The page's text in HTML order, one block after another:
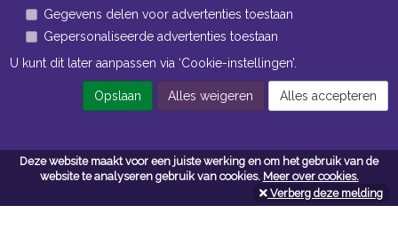
Deze website maakt voor een juiste werking en om het gebruik van de
website te analyseren gebruik van cookies. Meer over cookies.
Verberg deze melding
Openingstijden Magazijn
Navigatie
Algemene voorwaarden
Privacy
Gegevens delen voor advertenties toestaan
Gepersonaliseerde advertenties toestaan
U kunt dit later aanpassen via ‘Cookie-instellingen’.
Opslaan Alles weigeren Alles accepteren